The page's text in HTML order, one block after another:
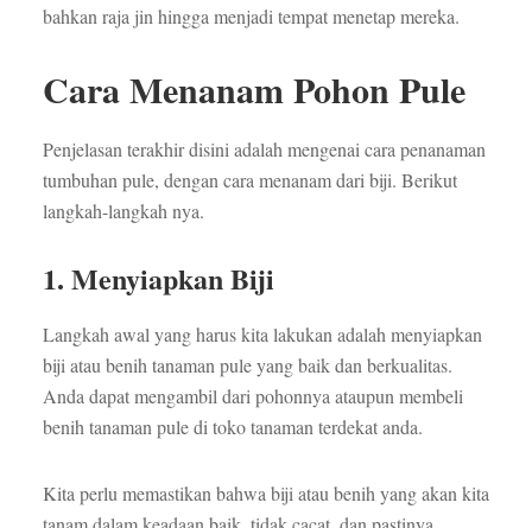
bahkan raja jin hingga menjadi tempat menetap mereka.
Cara Menanam Pohon Pule
Penjelasan terakhir disini adalah mengenai cara penanaman
tumbuhan pule, dengan cara menanam dari biji. Berikut
langkah-langkah nya.
1. Menyiapkan Biji
Langkah awal yang harus kita lakukan adalah menyiapkan
biji atau benih tanaman pule yang baik dan berkualitas.
Anda dapat mengambil dari pohonnya ataupun membeli
benih tanaman pule di toko tanaman terdekat anda.
Kita perlu memastikan bahwa biji atau benih yang akan kita